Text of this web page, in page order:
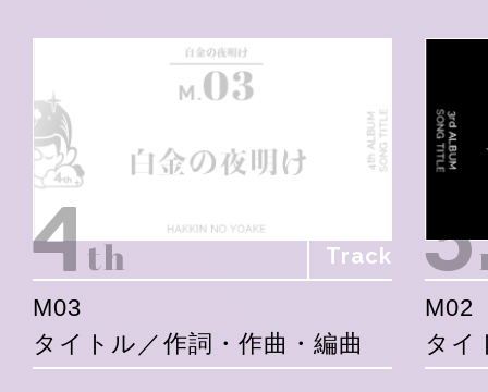
Track
M03
タイトル／作詞・作曲・編曲
M02
タイ